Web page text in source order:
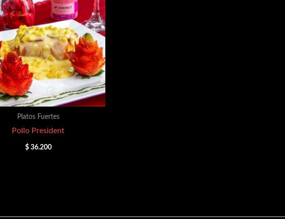
Platos Fuertes
Pollo President
$36.200